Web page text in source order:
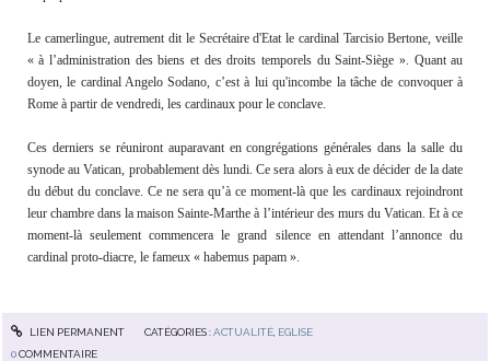
Le camerlingue, autrement dit le Secrétaire d'Etat le cardinal Tarcisio Bertone, veille
« à l’administration des biens et des droits temporels du Saint-Siège ». Quant au
doyen, le cardinal Angelo Sodano, c’est à lui qu'incombe la tâche de convoquer à
Rome à partir de vendredi, les cardinaux pour le conclave.
Ces derniers se réuniront auparavant en congrégations générales dans la salle du
synode au Vatican, probablement dès lundi. Ce sera alors à eux de décider de la date
du début du conclave. Ce ne sera qu’à ce moment-là que les cardinaux rejoindront
leur chambre dans la maison Sainte-Marthe à l’intérieur des murs du Vatican. Et à ce
moment-là seulement commencera le grand silence en attendant l’annonce du
cardinal proto-diacre, le fameux « habemus papam ».
LIEN PERMANENT CATÉGORIES :ACTUALITÉ, EGLISE
0COMMENTAIRE